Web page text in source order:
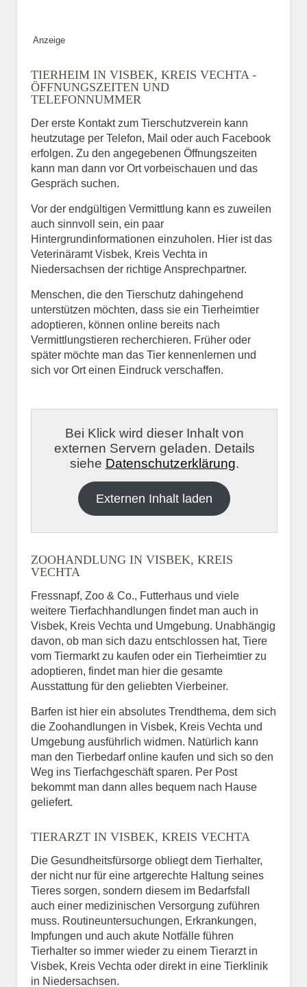
Anzeige
TIERHEIM IN VISBEK, KREIS VECHTA -
ÖFFNUNGSZEITEN UND
TELEFONNUMMER
Der erste Kontakt zum Tierschutzverein kann
heutzutage per Telefon, Mail oder auch Facebook
erfolgen. Zu den angegebenen Öffnungszeiten
kann man dann vor Ort vorbeischauen und das
Gespräch suchen.
Vor der endgültigen Vermittlung kann es zuweilen
auch sinnvoll sein, ein paar
Hintergrundinformationen einzuholen. Hier ist das
Veterinäramt Visbek, Kreis Vechta in
Niedersachsen der richtige Ansprechpartner.
Menschen, die den Tierschutz dahingehend
unterstützen möchten, dass sie ein Tierheimtier
adoptieren, können online bereits nach
Vermittlungstieren recherchieren. Früher oder
später möchte man das Tier kennenlernen und
sich vor Ort einen Eindruck verschaffen.
Bei Klick wird dieser Inhalt von
externen Servern geladen. Details
siehe Datenschutzerklärung.
Externen Inhalt laden
ZOOHANDLUNG IN VISBEK, KREIS
VECHTA
Fressnapf, Zoo & Co., Futterhaus und viele
weitere Tierfachhandlungen findet man auch in
Visbek, Kreis Vechta und Umgebung. Unabhängig
davon, ob man sich dazu entschlossen hat, Tiere
vom Tiermarkt zu kaufen oder ein Tierheimtier zu
adoptieren, findet man hier die gesamte
Ausstattung für den geliebten Vierbeiner.
Barfen ist hier ein absolutes Trendthema, dem sich
die Zoohandlungen in Visbek, Kreis Vechta und
Umgebung ausführlich widmen. Natürlich kann
man den Tierbedarf online kaufen und sich so den
Weg ins Tierfachgeschäft sparen. Per Post
bekommt man dann alles bequem nach Hause
geliefert.
TIERARZT IN VISBEK, KREIS VECHTA
Die Gesundheitsfürsorge obliegt dem Tierhalter,
der nicht nur für eine artgerechte Haltung seines
Tieres sorgen, sondern diesem im Bedarfsfall
auch einer medizinischen Versorgung zuführen
muss. Routineuntersuchungen, Erkrankungen,
Impfungen und auch akute Notfälle führen
Tierhalter so immer wieder zu einem Tierarzt in
Visbek, Kreis Vechta oder direkt in eine Tierklinik
in Niedersachsen.